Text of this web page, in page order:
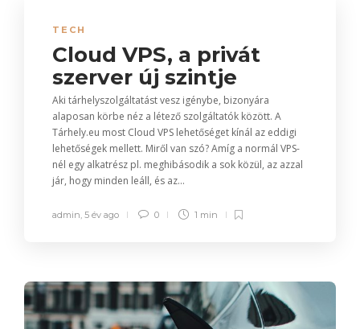
TECH
Cloud VPS, a privát
szerver új szintje
Aki tárhelyszolgáltatást vesz igénybe, bizonyára
alaposan körbe néz a létező szolgáltatók között. A
Tárhely.eu most Cloud VPS lehetőséget kínál az eddigi
lehetőségek mellett. Miről van szó? Amíg a normál VPS-
nél egy alkatrész pl. meghibásodik a sok közül, az azzal
jár, hogy minden leáll, és az...
admin 5 év ago 0 1 min